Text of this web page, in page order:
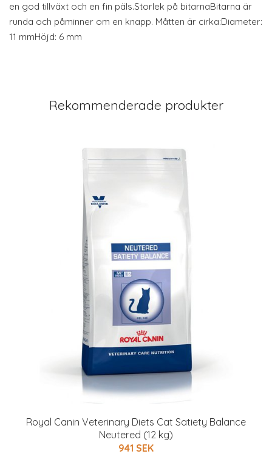
en god tillväxt och en fin päls.Storlek på bitarnaBitarna är
runda och påminner om en knapp. Måtten är cirka:Diameter:
11 mmHöjd: 6 mm
Rekommenderade produkter
Royal Canin Veterinary Diets Cat Satiety Balance
Neutered (12 kg)
941 SEK